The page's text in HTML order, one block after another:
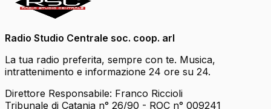
Radio Studio Centrale soc. coop. arl
La tua radio preferita, sempre con te. Musica,
intrattenimento e informazione 24 ore su 24.
Direttore Responsabile: Franco Riccioli
Tribunale di Catania n° 26/90 - ROC n° 009241